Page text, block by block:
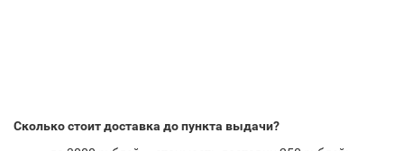
Сколько стоит доставка до пункта выдачи?